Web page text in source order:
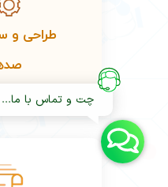
طراحی و
چت و تماس با ما...